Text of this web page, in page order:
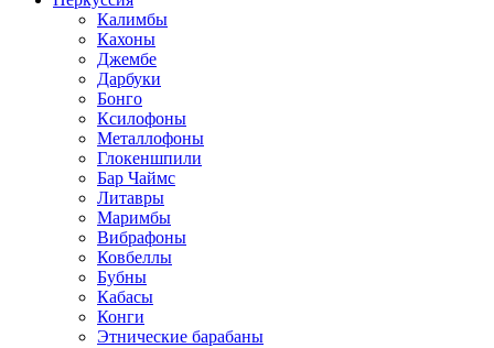
Калимбы
Кахоны
Джембе
Дарбуки
Бонго
Ксилофоны
Металлофоны
Глокеншпили
Бар Чаймс
Литавры
Маримбы
Вибрафоны
Ковбеллы
Бубны
Кабасы
Конги
Этнические барабаны